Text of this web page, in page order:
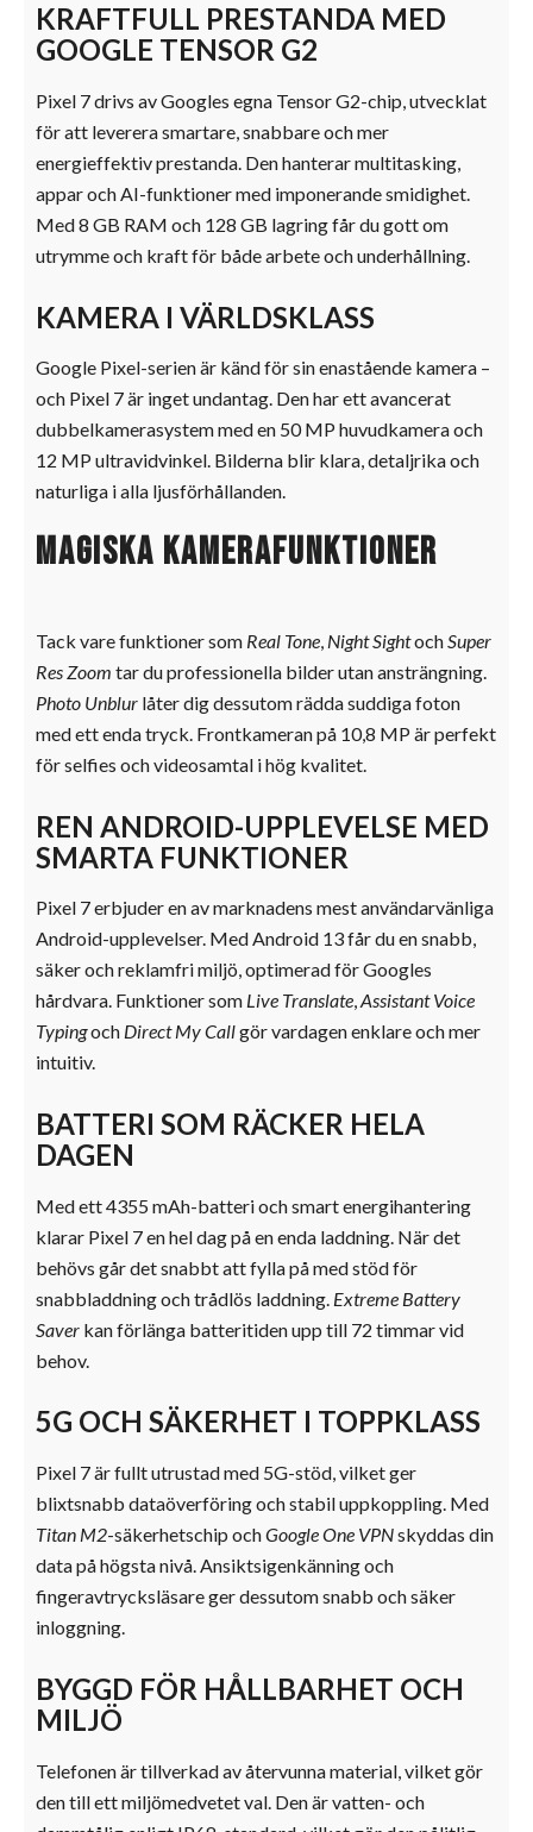
KRAFTFULL PRESTANDA MED
GOOGLE TENSOR G2
Pixel 7 drivs av Googles egna Tensor G2-chip, utvecklat
för att leverera smartare, snabbare och mer
energieffektiv prestanda. Den hanterar multitasking,
appar och AI-funktioner med imponerande smidighet.
Med 8 GB RAM och 128 GB lagring får du gott om
utrymme och kraft för både arbete och underhållning.
KAMERA I VÄRLDSKLASS
Google Pixel-serien är känd för sin enastående kamera –
och Pixel 7 är inget undantag. Den har ett avancerat
dubbelkamerasystem med en 50 MP huvudkamera och
12 MP ultravidvinkel. Bilderna blir klara, detaljrika och
naturliga i alla ljusförhållanden.
Magiska kamerafunktioner
Tack vare funktioner som Real Tone, Night SightochSuper
Res Zoom tar du professionella bilder utan ansträngning.
Photo Unblur låter dig dessutom rädda suddiga foton
med ett enda tryck. Frontkameran på 10,8 MP är perfekt
för selfies och videosamtal i hög kvalitet.
REN ANDROID-UPPLEVELSE MED
SMARTA FUNKTIONER
Pixel 7 erbjuder en av marknadens mest användarvänliga
Android-upplevelser. Med Android 13 får du en snabb,
säker och reklamfri miljö, optimerad för Googles
hårdvara. Funktioner som Live Translate,Assistant Voice
Typingoch Direct My Callgör vardagen enklare och mer
intuitiv.
BATTERI SOM RÄCKER HELA
DAGEN
Med ett 4355 mAh-batteri och smart energihantering
klarar Pixel 7 en hel dag på en enda laddning. När det
behövs går det snabbt att fylla på med stöd för
snabbladdning och trådlös laddning. Extreme Battery
Saver kan förlänga batteritiden upp till 72 timmar vid
behov.
5G OCH SÄKERHET I TOPPKLASS
Pixel 7 är fullt utrustad med 5G-stöd, vilket ger
blixtsnabb dataöverföring och stabil uppkoppling. Med
Titan M2-säkerhetschip ochGoogle One VPNskyddas din
data på högsta nivå. Ansiktsigenkänning och
fingeravtrycksläsare ger dessutom snabb och säker
inloggning.
BYGGD FÖR HÅLLBARHET OCH
MILJÖ
Telefonen är tillverkad av återvunna material, vilket gör
den till ett miljömedvetet val. Den är vatten- och